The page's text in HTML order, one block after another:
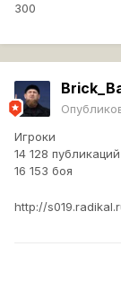
300
Игроки
14 128 публикаций
16 153 боя
http://